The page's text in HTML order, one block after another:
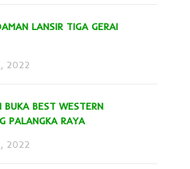
LANSIR TIGA GERAI
2022
BUKA BEST WESTERN
PALANGKA RAYA
2022